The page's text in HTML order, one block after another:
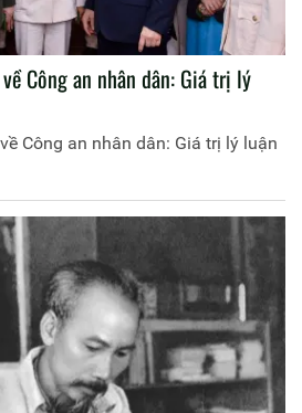
Công an nhân dân: Giá trị lý
Công an nhân dân: Giá trị lý luận